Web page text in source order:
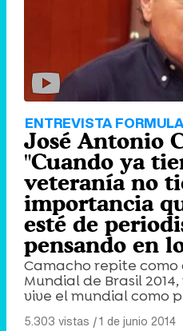
ENTREVISTA
José Antonio
"Cuando ya
veteranía no
importancia
esté de
pensando en
Camacho repite
Mundial de Brasil
vive el mundial como
5.303 vistas |1 de junio 2014